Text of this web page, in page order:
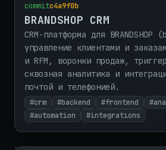
commitc4a9f0b
BRANDSHOP CRM
CRM-платформа для BRANDSHOP
управление клиентами и
и RFM, воронки продаж,
сквозная аналитика и
почтой и телефонией.
#crm #backend #frontend
#automation
#integrations